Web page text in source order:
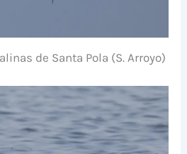
de Santa Pola (S. Arroyo)